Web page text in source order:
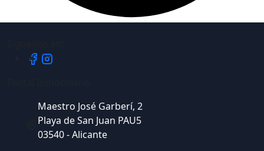
Maestro José Garberí, 2
Playa de San Juan PAU5
03540 - Alicante